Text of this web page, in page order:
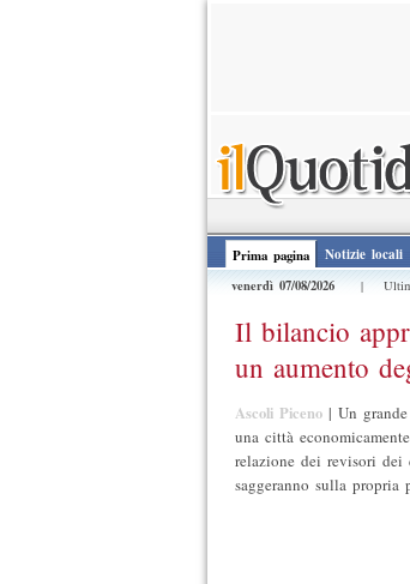
Prima pagina Notizie locali
venerdì 07/08/2026
| Ultimo
Il bilancio
un aumento
Ascoli Piceno| Un
una città
relazione dei revisori
saggeranno sulla propria